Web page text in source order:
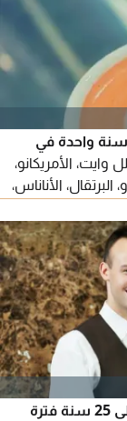
سنة واحدة في
وايت، الأمريكانو،
الأناناس،
العمل فورا للاتصال
عمال نظافة مساعدين في المطاعم من 20 الى 25 سنة فترة